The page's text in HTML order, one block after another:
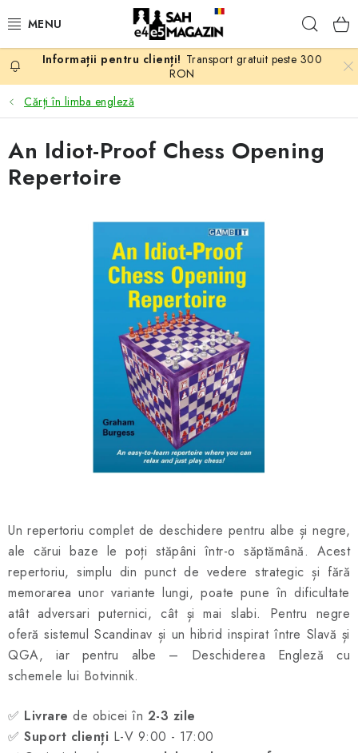
PROMOTII
ȘAH
PIESE DE ȘAH
TABLE DE ȘAH
Transport gratuit peste 300
RON
Cărți în limba engleză
Un repertoriu complet de deschidere pentru albe și negre,
ale cărui baze le poți stăpâni într-o săptămână. Acest
repertoriu, simplu din punct de vedere strategic și fără
memorarea unor variante lungi, poate pune în dificultate
atât adversari puternici, cât și mai slabi. Pentru negre
oferă sistemul Scandinav și un hibrid inspirat între Slavă și
QGA, iar pentru albe – Deschiderea Engleză cu
schemele lui Botvinnik.
✅ Livrare de obicei în 2-3 zile
✅ Suport clienți L-V 9:00 - 17:00
An Idiot-Proof Chess Opening
Repertoire